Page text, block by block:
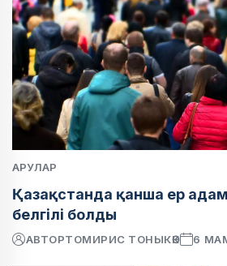
АРУЛАР
Қазақстанда қанша ер адам
белгілі болды
АВТОРТОМИРИС ТОНЫКӨК 6